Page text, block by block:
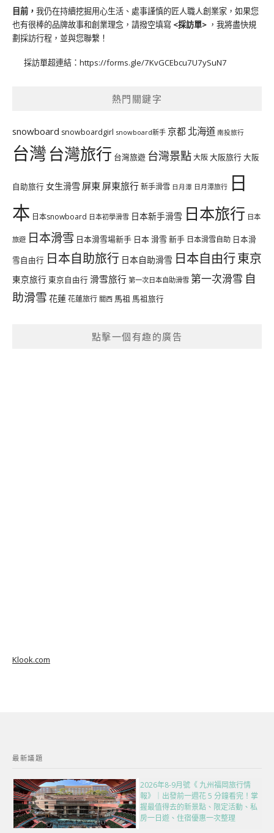
目前， 我仍在持續挖掘用心生活、處事謹慎的匠人職人創業家，如果您
也有很棒的品牌故事和創業理念，請撥空填寫 <採訪單> ，我將盡快規
劃採訪行程，並與您聯繫！
採訪單超連結： https://forms.gle/7KvGCEbcu7U7ySuN7
熱門關鍵字
snowboard snowboardgirl snowboard新手 京都 北海道 南投旅行
台灣台灣旅行 台灣旅遊 台灣景點大阪大阪旅行大阪
自助旅行 女生滑雪 屏東 屏東旅行新手滑雪 日月潭 日月潭旅行 日
本 日本snowboard 日本初學滑雪 日本新手滑雪 日本旅行 日本
旅遊 日本滑雪 日本滑雪場新手 日本 滑雪 新手 日本滑雪自助 日本滑
雪自由行 日本自助旅行 日本自助滑雪 日本自由行東京
東京旅行 東京自由行 滑雪旅行 第一次日本自助滑雪 第一次滑雪 自
助滑雪 花蓮花蓮旅行 關西 馬祖 馬祖旅行
點擊一個有趣的廣告
Klook.com
最新議題
2026年8-9月號《 九州福岡旅行情
報》｜出發前一週花 5 分鐘看完！掌
握最值得去的新景點、限定活動、私
房一日遊、住宿優惠一次整理